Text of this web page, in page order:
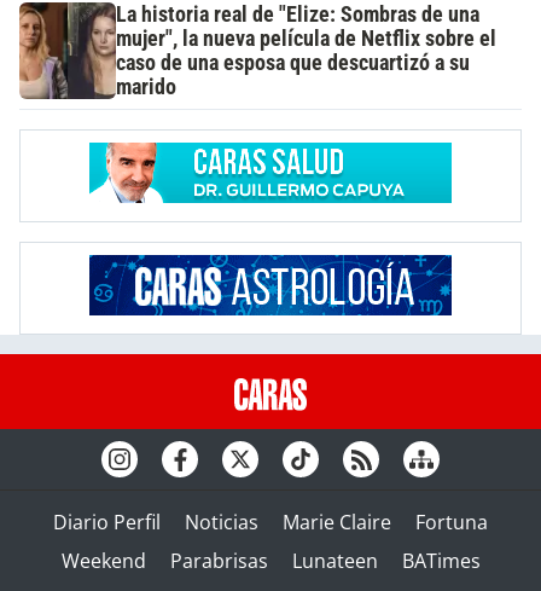
La historia real de "Elize: Sombras de una
mujer", la nueva película de Netflix sobre el
caso de una esposa que descuartizó a su
marido
Diario Perfil Noticias Marie Claire
Fortuna
Weekend
Parabrisas Lunateen BATimes